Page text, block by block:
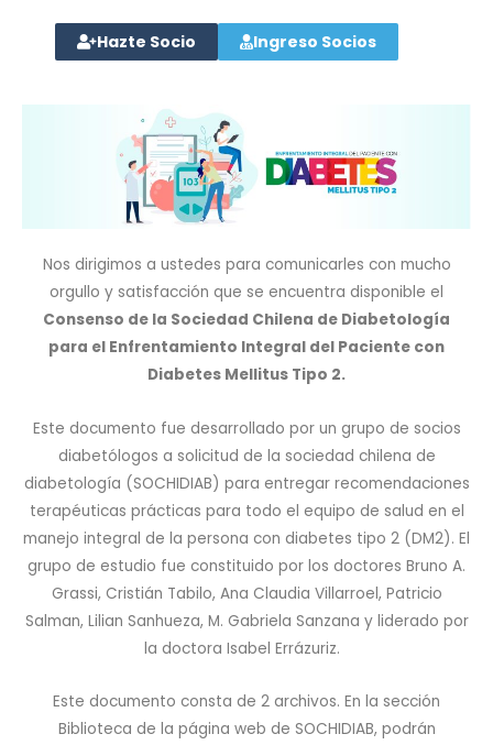
Hazte Socio Ingreso Socios
Nos dirigimos a ustedes para comunicarles con mucho
orgullo y satisfacción que se encuentra disponible el
Consenso de la Sociedad Chilena de Diabetología
para el Enfrentamiento Integral del Paciente con
Diabetes Mellitus Tipo 2.
Este documento fue desarrollado por un grupo de socios
diabetólogos a solicitud de la sociedad chilena de
diabetología (SOCHIDIAB) para entregar recomendaciones
terapéuticas prácticas para todo el equipo de salud en el
manejo integral de la persona con diabetes tipo 2 (DM2). El
grupo de estudio fue constituido por los doctores Bruno A.
Grassi, Cristián Tabilo, Ana Claudia Villarroel, Patricio
Salman, Lilian Sanhueza, M. Gabriela Sanzana y liderado por
la doctora Isabel Errázuriz.
Este documento consta de 2 archivos. En la sección
Biblioteca de la página web de SOCHIDIAB, podrán